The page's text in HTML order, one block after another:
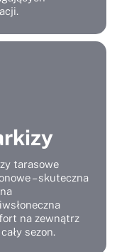
tarasowe
– skuteczna
na zewnątrz
sezon.